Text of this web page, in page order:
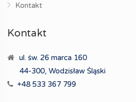
Kontakt
Kontakt
ul. św. 26 marca 160
44-300, Wodzisław Śląski
+48 533 367 799